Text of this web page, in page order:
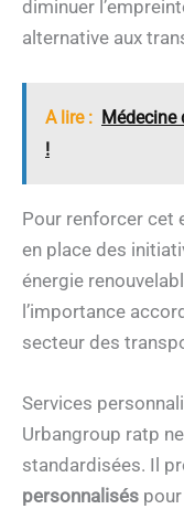
diminuer
alternative aux
A lire :
!
Pour renforcer cet
en place des
énergie
l’importance
secteur des
Services
Urbangroup ratp
standardisées. Il
personnalisés